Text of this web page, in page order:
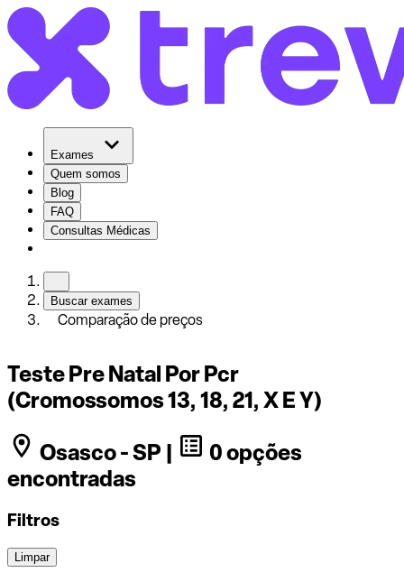
Exames
Quem somos
Blog
FAQ
Consultas Médicas
Buscar exames
Comparação de preços
Teste Pre Natal Por Pcr
(Cromossomos 13, 18, 21, X E Y)
Osasco - SP |
0 opções
encontradas
Filtros
Limpar